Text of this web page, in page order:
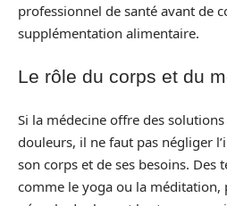
professionnel de santé avant de
supplémentation alimentaire.
Le rôle du corps et du
Si la médecine offre des
douleurs, il ne faut pas négliger
son corps et de ses besoins. Des
comme le yoga ou la méditation,